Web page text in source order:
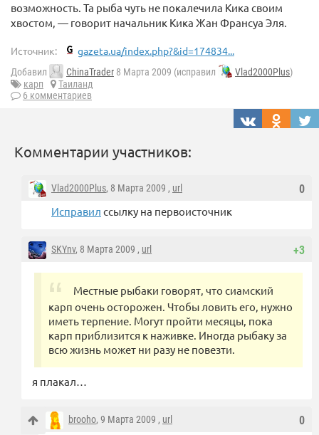
возможность. Та рыба чуть не покалечила Кика своим
хвостом, — говорит начальник Кика Жан Франсуа Эля.
Источник: gazeta.ua/index.php?&id=174834...
Добавил ChinaTrader 8 Марта 2009 (исправил Vlad2000Plus)
карп
Таиланд
6 комментариев
Комментарии участников:
0
Vlad2000Plus, 8 Марта 2009 , url
Исправил ссылку на первоисточник
+3
SKYnv, 8 Марта 2009 , url
Местные рыбаки говорят, что сиамский
карп очень осторожен. Чтобы ловить его, нужно
иметь терпение. Могут пройти месяцы, пока
карп приблизится к наживке. Иногда рыбаку за
всю жизнь может ни разу не повезти.
я плакал…
0
brooho, 9 Марта 2009 , url